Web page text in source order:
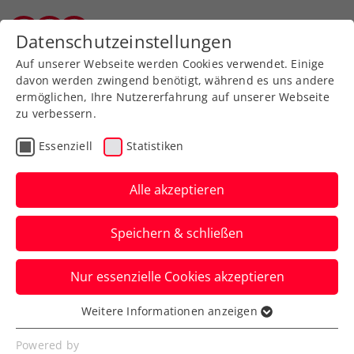
Zurück zur Newsübersicht
Rollstuhltennis
Erste Bank Open: Sinner
bleibt in Wien in der
Erfolgsspur
Auch Alexander Zverev steht beim ATP-
500-Turnier in der Bundeshauptstadt im
Datenschutzeinstellungen
Auf unserer Webseite werden Cookies verwendet. Einige
davon werden zwingend benötigt, während es uns andere
ermöglichen, Ihre Nutzererfahrung auf unserer Webseite
zu verbessern.
Essenziell Statistiken
Alle akzeptieren
Speichern & schließen
Nur essenzielle Cookies akzeptieren
Essenziell
Essenzielle Cookies werden für grundlegende
Weitere Informationen anzeigen
Powered by